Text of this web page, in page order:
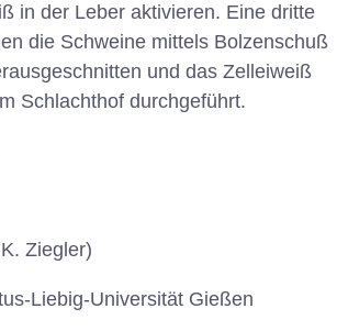
in der Leber aktivieren. Eine dritte
die Schweine mittels Bolzenschuß
und das Zelleiweiß
Schlachthof durchgeführt.
Ziegler)
Liebig-Universität Gießen